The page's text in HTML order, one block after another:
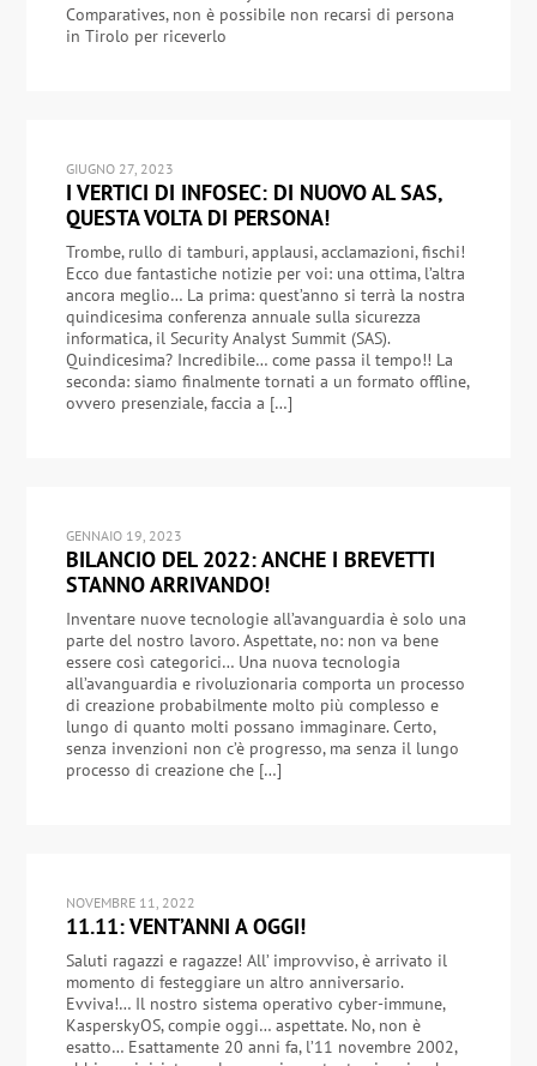
Comparatives, non è possibile non recarsi di persona
in Tirolo per riceverlo
GIUGNO 27, 2023
I VERTICI DI INFOSEC: DI NUOVO AL SAS,
QUESTA VOLTA DI PERSONA!
Trombe, rullo di tamburi, applausi, acclamazioni, fischi!
Ecco due fantastiche notizie per voi: una ottima, l’altra
ancora meglio… La prima: quest’anno si terrà la nostra
quindicesima conferenza annuale sulla sicurezza
informatica, il Security Analyst Summit (SAS).
Quindicesima? Incredibile… come passa il tempo!! La
seconda: siamo finalmente tornati a un formato offline,
ovvero presenziale, faccia a […]
GENNAIO 19, 2023
BILANCIO DEL 2022: ANCHE I BREVETTI
STANNO ARRIVANDO!
Inventare nuove tecnologie all’avanguardia è solo una
parte del nostro lavoro. Aspettate, no: non va bene
essere così categorici… Una nuova tecnologia
all’avanguardia e rivoluzionaria comporta un processo
di creazione probabilmente molto più complesso e
lungo di quanto molti possano immaginare. Certo,
senza invenzioni non c’è progresso, ma senza il lungo
processo di creazione che […]
NOVEMBRE 11, 2022
11.11: VENT’ANNI A OGGI!
Saluti ragazzi e ragazze! All’ improvviso, è arrivato il
momento di festeggiare un altro anniversario.
Evviva!… Il nostro sistema operativo cyber-immune,
KasperskyOS, compie oggi… aspettate. No, non è
esatto… Esattamente 20 anni fa, l’11 novembre 2002,